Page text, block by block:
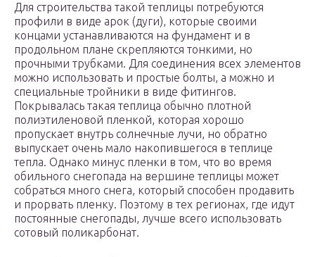
Для строительства такой теплицы потребуются
профили в виде арок (дуги), которые своими
концами устанавливаются на фундамент и в
продольном плане скрепляются тонкими, но
прочными трубками. Для соединения всех элементов
можно использовать и простые болты, а можно и
специальные тройники в виде фитингов.
Покрывалась такая теплица обычно плотной
полиэтиленовой пленкой, которая хорошо
пропускает внутрь солнечные лучи, но обратно
выпускает очень мало накопившегося в теплице
тепла. Однако минус пленки в том, что во время
обильного снегопада на вершине теплицы может
собраться много снега, который способен продавить
и прорвать пленку. Поэтому в тех регионах, где идут
постоянные снегопады, лучше всего использовать
сотовый поликарбонат.